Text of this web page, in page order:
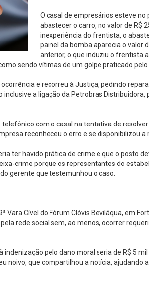
O casal de empresários esteve no
abastecer o carro, no valor de R$
inexperiência do frentista, o
painel da bomba aparecia o valor
anterior, o que induziu o frentista
sendo vítimas de um golpe praticado pelo
e recorreu à Justiça, pedindo
a ligação da Petrobras
com o casal na tentativa de
reconheceu o erro e se disponibilizou
ter havido prática de crime e que o posto
crime porque os representantes do
gerente que testemunhou o caso.
Vara Cível do Fórum Clóvis Beviláqua, em
rede social sem, ao menos, ocorrer
indenização pelo dano moral seria de R$ 5
noivo, que compartilhou a notícia, ajudando